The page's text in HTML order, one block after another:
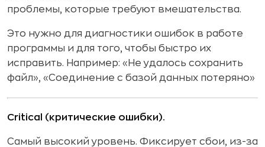
проблемы, которые требуют вмешательства.
Это нужно для диагностики ошибок в работе
программы и для того, чтобы быстро их
исправить. Например: «Не удалось сохранить
файл», «Соединение с базой данных потеряно»
Critical (критические ошибки).
Самый высокий уровень. Фиксирует сбои, из-за